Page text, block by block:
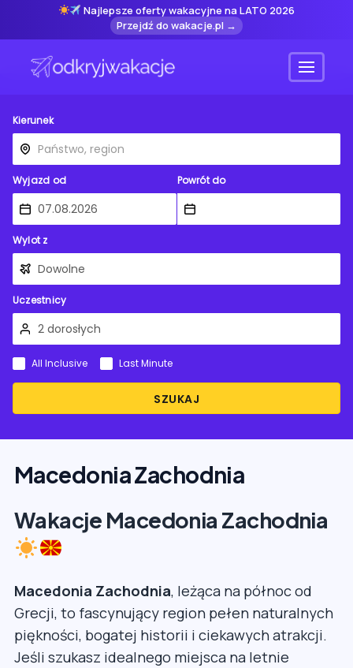
Najlepsze oferty wakacyjne na LATO 2026
Przejdź do wakacje.pl →
Menu
Kierunek
Wyjazd od Powrót do
Wylot z
Uczestnicy
SZUKAJ
All Inclusive Last Minute
Macedonia Zachodnia
Wakacje Macedonia Zachodnia
Macedonia Zachodnia, leżąca na północ od
Grecji, to fascynujący region pełen naturalnych
piękności, bogatej historii i ciekawych atrakcji.
Jeśli szukasz idealnego miejsca na letnie